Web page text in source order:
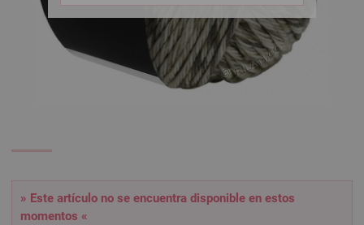
» Este artículo no se encuentra disponible en estos
momentos «